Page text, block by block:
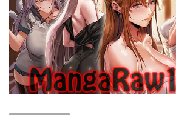
April 16, 2025
第79話
March 19, 2025
第78話